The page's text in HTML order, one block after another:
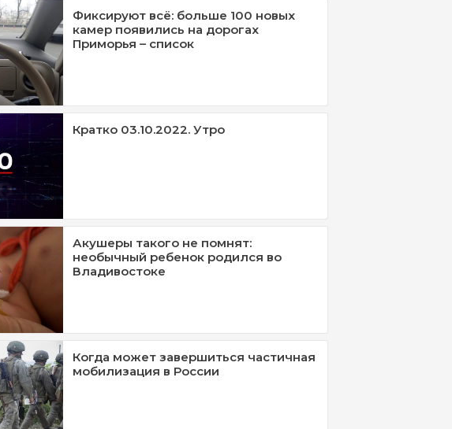
Фиксируют всё: больше 100 новых
камер появились на дорогах
Приморья – список
Кратко 03.10.2022. Утро
Акушеры такого не помнят:
необычный ребенок родился во
Владивостоке
Когда может завершиться частичная
мобилизация в России